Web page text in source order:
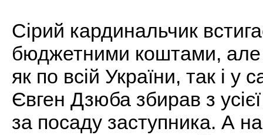
Сірий кардинальчик
бюджетними коштами, але
як по всій України, так і
Євген Дзюба збирав з
за посаду заступника. А